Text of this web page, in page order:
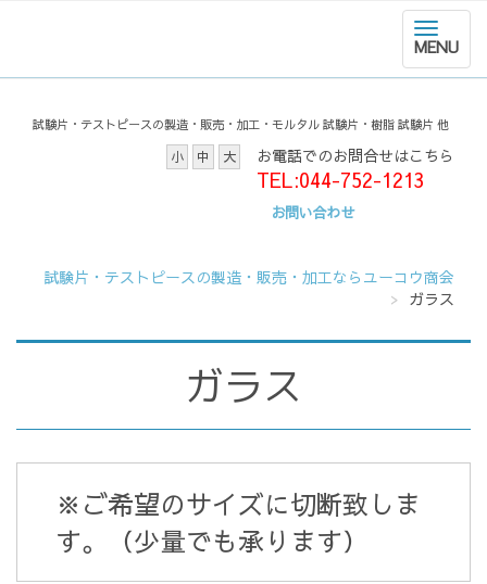
試験片・テストピースの製造・販売・加工・モルタル 試験片・樹脂 試験片 他
お電話でのお問合せはこちら
TEL:044-752-1213
お問い合わせ
小 中 大
MENU
試験片・テストピースの製造・販売・加工ならユーコウ商会
ガラス
ガラス
※ご希望のサイズに切断致しま
す。（少量でも承ります）